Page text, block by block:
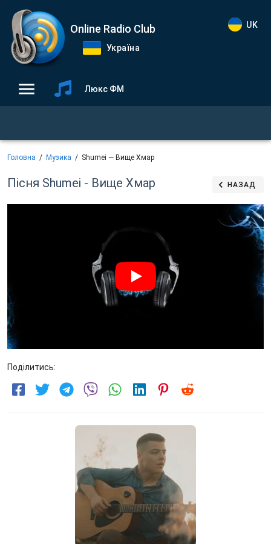
Online Radio Club
Україна
UK
Люкс ФМ
Головна Музика Shumei — Вище Хмар
Пісня Shumei - Вище Хмар НАЗАД
Поділитись: